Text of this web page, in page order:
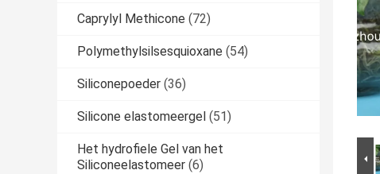
Caprylyl Methicone (72)
Polymethylsilsesquioxane (54)
Siliconepoeder (36)
Silicone elastomeergel (51)
Het hydrofiele Gel van het
Siliconeelastomeer (6)